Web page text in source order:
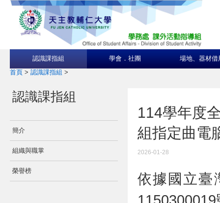
認識課指組 學會．社團 場地、器材借
首頁 > 認識課指組 >
認識課指組
簡介
組織與職掌
榮譽榜
114學年度
組指定曲電
2026-01-28
依據國立臺